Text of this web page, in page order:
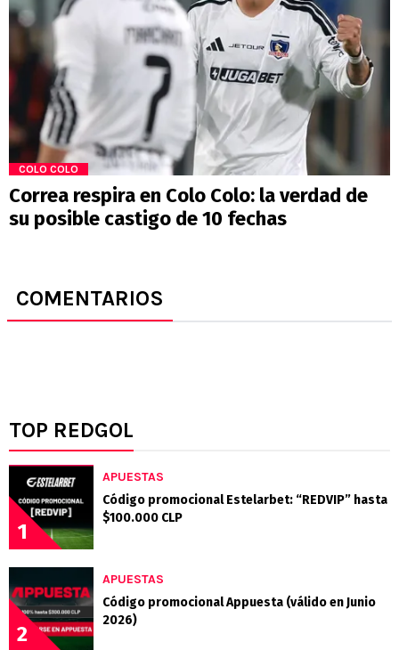
COLO COLO
Correa respira en Colo Colo: la verdad de
su posible castigo de 10 fechas
COMENTARIOS
TOP REDGOL
1
APUESTAS
Código promocional Estelarbet: “REDVIP” hasta
$100.000 CLP
2
APUESTAS
Código promocional Appuesta (válido en Junio
2026)